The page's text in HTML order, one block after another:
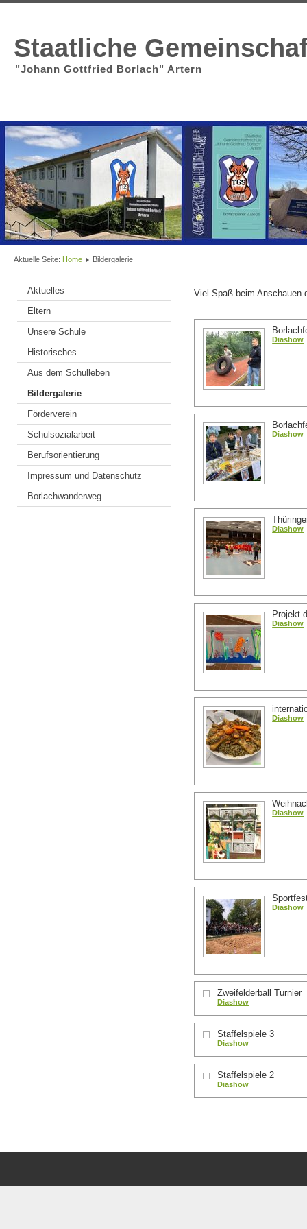
Staatliche
"Johann Gottfried Borlach" Artern
Aktuelle Seite: Home Bildergalerie
Aktuelles
Eltern
Unsere Schule
Historisches
Aus dem Schulleben
Bildergalerie
Förderverein
Schulsozialarbeit
Berufsorientierung
Impressum und Datenschutz
Borlachwanderweg
Viel Spaß beim Anschauen
Diashow
Diashow
Diashow
Projekt
Diashow
Diashow
Diashow
Diashow
Zweifelderball Turnier
Diashow
Staffelspiele 3
Diashow
Staffelspiele 2
Diashow